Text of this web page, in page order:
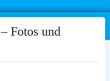
Fotos und